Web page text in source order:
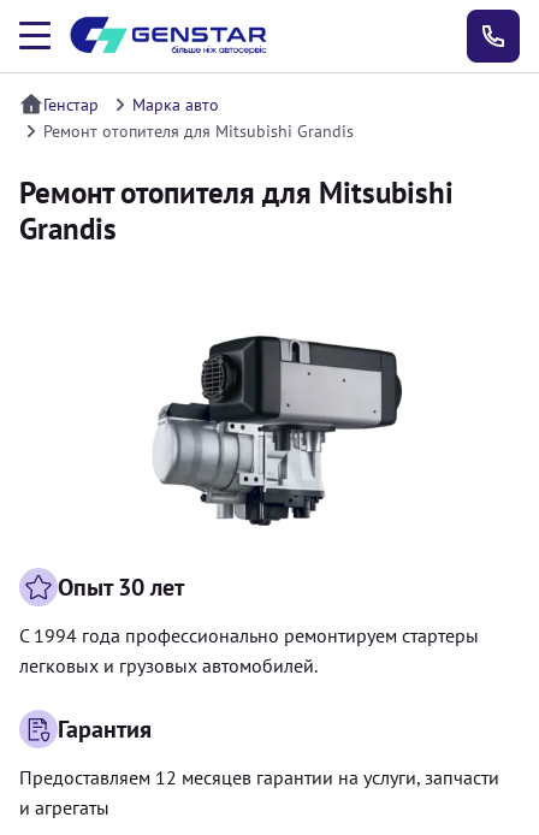
Генстар
Марка авто
Ремонт отопителя для Mitsubishi Grandis
Ремонт отопителя для Mitsubishi
Grandis
Опыт 30 лет
С 1994 года профессионально ремонтируем стартеры
легковых и грузовых автомобилей.
Гарантия
Предоставляем 12 месяцев гарантии на услуги, запчасти
и агрегаты